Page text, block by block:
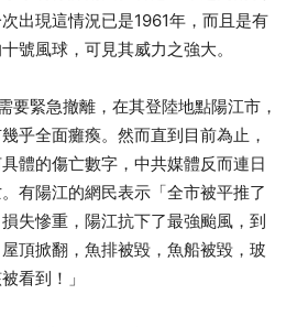
出現這情況已是1961年，而且是有
號風球，可見其威力之強大。
要緊急撤離，在其登陸地點陽江市，
乎全面癱瘓。然而直到目前為止，
體的傷亡數字，中共媒體反而連日
有陽江的網民表示「全市被平推了
失慘重，陽江抗下了最強颱風，到
頂掀翻，魚排被毀，魚船被毀，玻
看到！」